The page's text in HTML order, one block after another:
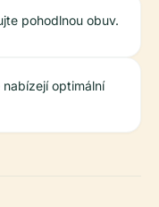
pohodlnou obuv.
optimální